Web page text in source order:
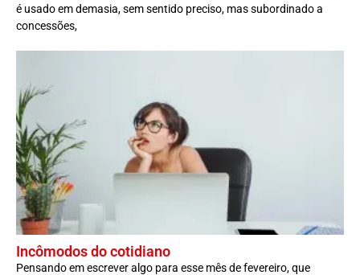
é usado em demasia, sem sentido preciso, mas subordinado a
concessões,
Incômodos do cotidiano
Pensando em escrever algo para esse mês de fevereiro, que